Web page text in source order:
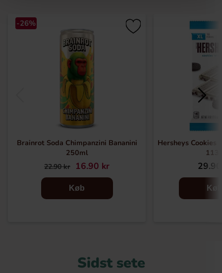
-26%
Brainrot Soda Chimpanzini Bananini
250ml
22.90 kr 16.90 kr
Køb
Hersheys Cookies
Køb
Sidst sete